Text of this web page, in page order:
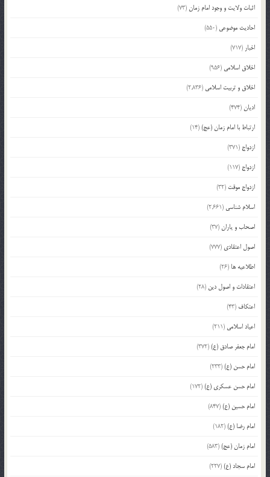
اثبات ولایت و وجود امام زمان(73)
احادیث موضوعی (550)
اخبار (717)
اخلاق اسلامی (956)
اخلاق و تربیت اسلامی (2,836)
ادیان(474)
ارتباط با امام زمان (عج)(14)
ازدواج (371)
ازدواج (117)
ازدواج موقت (32)
اسلام شناسی (2,661)
اصحاب و یاران(37)
اصول اعتقادی (777)
اطلاعیه ها (26)
اعتقادات و اصول دین (28)
اعتکاف (43)
اعیاد اسلامی (211)
امام جعفر صادق (ع)(372)
امام حسن (ع)(233)
امام حسن عسکری (ع)(172)
امام حسین (ع)(847)
امام رضا (ع)(182)
امام زمان (عج)(583)
امام سجاد (ع)(227)